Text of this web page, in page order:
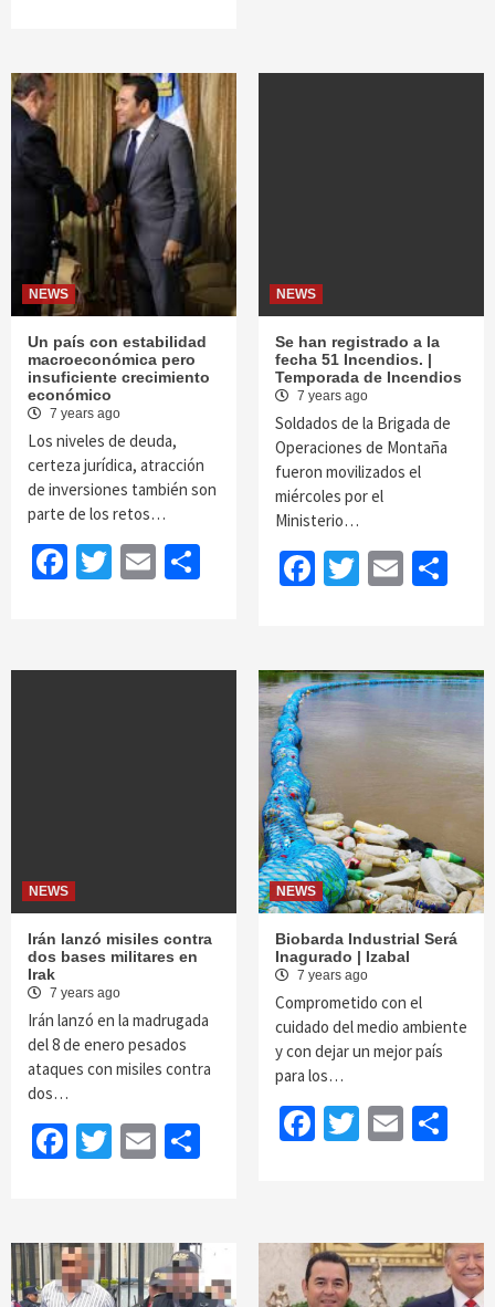
NEWS
Un país con estabilidad
macroeconómica pero
insuficiente crecimiento
económico
7 years ago
Los niveles de deuda,
certeza jurídica, atracción
de inversiones también son
parte de los retos…
Facebook
Twitter
EmailShare
NEWS
Se han registrado a la
fecha 51 Incendios. |
Temporada de Incendios
7 years ago
Soldados de la Brigada de
Operaciones de Montaña
fueron movilizados el
miércoles por el
Ministerio…
Facebook
Twitter
Email
NEWS
Irán lanzó misiles contra
dos bases militares en
Irak
7 years ago
Irán lanzó en la madrugada
del 8 de enero pesados
ataques con misiles contra
dos…
Facebook
Twitter
EmailShare
NEWS
Biobarda Industrial Será
Inagurado | Izabal
7 years ago
Comprometido con el
cuidado del medio ambiente
y con dejar un mejor país
para los…
Facebook
Twitter
Email